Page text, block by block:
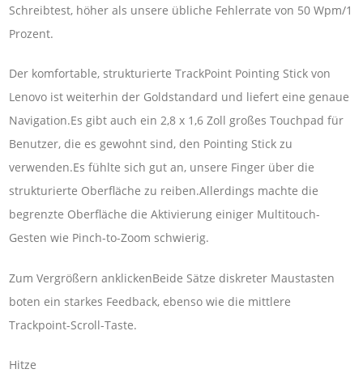
Schreibtest, höher als unsere übliche Fehlerrate von 50 Wpm/1
Prozent.
Der komfortable, strukturierte TrackPoint Pointing Stick von
Lenovo ist weiterhin der Goldstandard und liefert eine genaue
Navigation.Es gibt auch ein 2,8 x 1,6 Zoll großes Touchpad für
Benutzer, die es gewohnt sind, den Pointing Stick zu
verwenden.Es fühlte sich gut an, unsere Finger über die
strukturierte Oberfläche zu reiben.Allerdings machte die
begrenzte Oberfläche die Aktivierung einiger Multitouch-
Gesten wie Pinch-to-Zoom schwierig.
Zum Vergrößern anklickenBeide Sätze diskreter Maustasten
boten ein starkes Feedback, ebenso wie die mittlere
Trackpoint-Scroll-Taste.
Hitze